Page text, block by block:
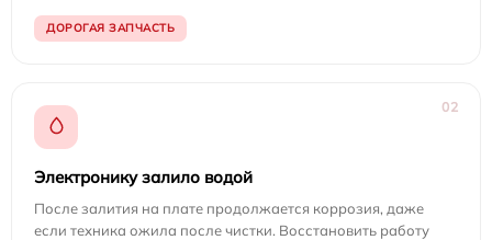
ДОРОГАЯ ЗАПЧАСТЬ
02
Электронику залило водой
После залития на плате продолжается коррозия, даже
если техника ожила после чистки. Восстановить работу